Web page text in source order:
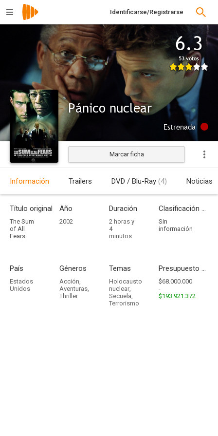
Identificarse/Registrarse
6.3
53 votos
Pánico nuclear
Estrenada
Marcar ficha
Información Trailers DVD / Blu-Ray (4) Noticias
Título original
The Sum
of All
Fears
Año
2002
Duración
2 horas y
4
minutos
Clasificación por edades
Sin
información
País
Estados
Unidos
Géneros
Acción,
Aventuras,
Thriller
Temas
Holocausto
nuclear,
Secuela,
Terrorismo
Presupuesto - Ingresos
$68.000.000
-
$193.921.372